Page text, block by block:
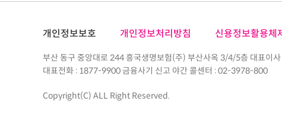
개인정보보호 개인정보처리방침 신용정보활용체제
부산 동구 중앙대로 244 흥국생명보험(주) 부산사옥 3/4/5층 대표이사
대표전화 : 1877-9900 금융사기 신고 야간 콜센터 : 02-3978-800
Copyright(C) ALL Right Reserved.